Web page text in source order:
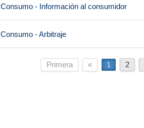
Consumo - Información al consumidor
Consumo - Arbitraje
Primera « 1 2